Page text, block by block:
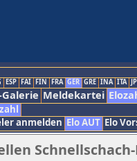
ESP FAI FIN FRA GER GRE INA ITA
Galerie Meldekartei
anmelden Elo AUT Elo
Schnellschach-